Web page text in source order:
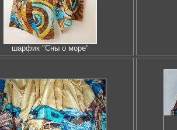
шарфик "Сны о море"